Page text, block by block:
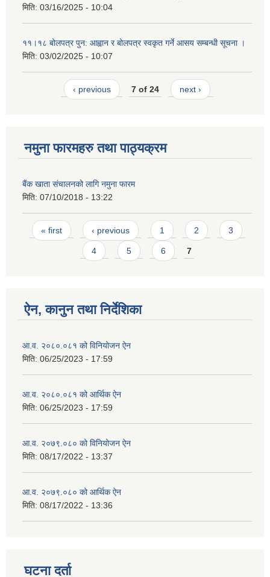
मिति: 03/16/2025 - 10:04
११।१८ बोलपत्र पुन: आह्वान र बोलपत्र स्वकृत गर्ने आसय सम्बन्धी सूचना ।
मिति: 03/02/2025 - 10:07
‹ previous 7 of 24 next ›
नमुना फारमहरु तथा पाठ्यक्रम
बैंक खाता संचालनको लागि नमुना फारम
मिति: 07/10/2018 - 13:22
Pages
« first ‹ previous 1 2 3
4 5 6 7
ऐन, कानुन तथा निर्देशिका
आ.व. २०८०.०८१ को विनियोजन ऐन
मिति: 06/25/2023 - 17:59
आ.व. २०८०.०८१ को आर्थिक ऐन
मिति: 06/25/2023 - 17:59
आ.व. २०७९.०८० को विनियोजन ऐन
मिति: 08/17/2022 - 13:37
आ.व. २०७९.०८० को आर्थिक ऐन
मिति: 08/17/2022 - 13:36
घटना दर्ता